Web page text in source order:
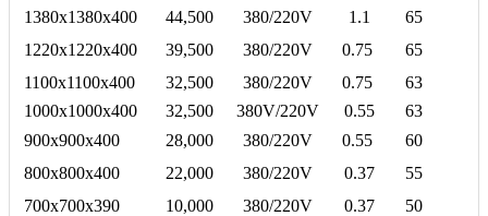
1380x1380x400
44,500 380/220V 1.1
65
1220x1220x400
39,500 380/220V 0.75
65
1100x1100x400
32,500 380/220V 0.75
63
1000x1000x400
32,500 380V/220V 0.55
63
900x900x400
28,000 380/220V 0.55
60
800x800x400
22,000 380/220V 0.37
55
700x700x390
10,000 380/220V 0.37
50